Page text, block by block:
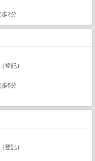
歩2分
登記）
歩6分
登記）